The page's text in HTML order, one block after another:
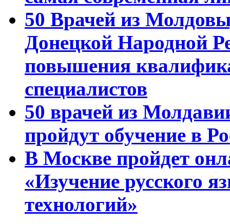
50 Врачей из
Донецкой Народной
повышения
специалистов
50 врачей из
пройдут обучение в
В Москве пройдет
«Изучение русского
технологий»